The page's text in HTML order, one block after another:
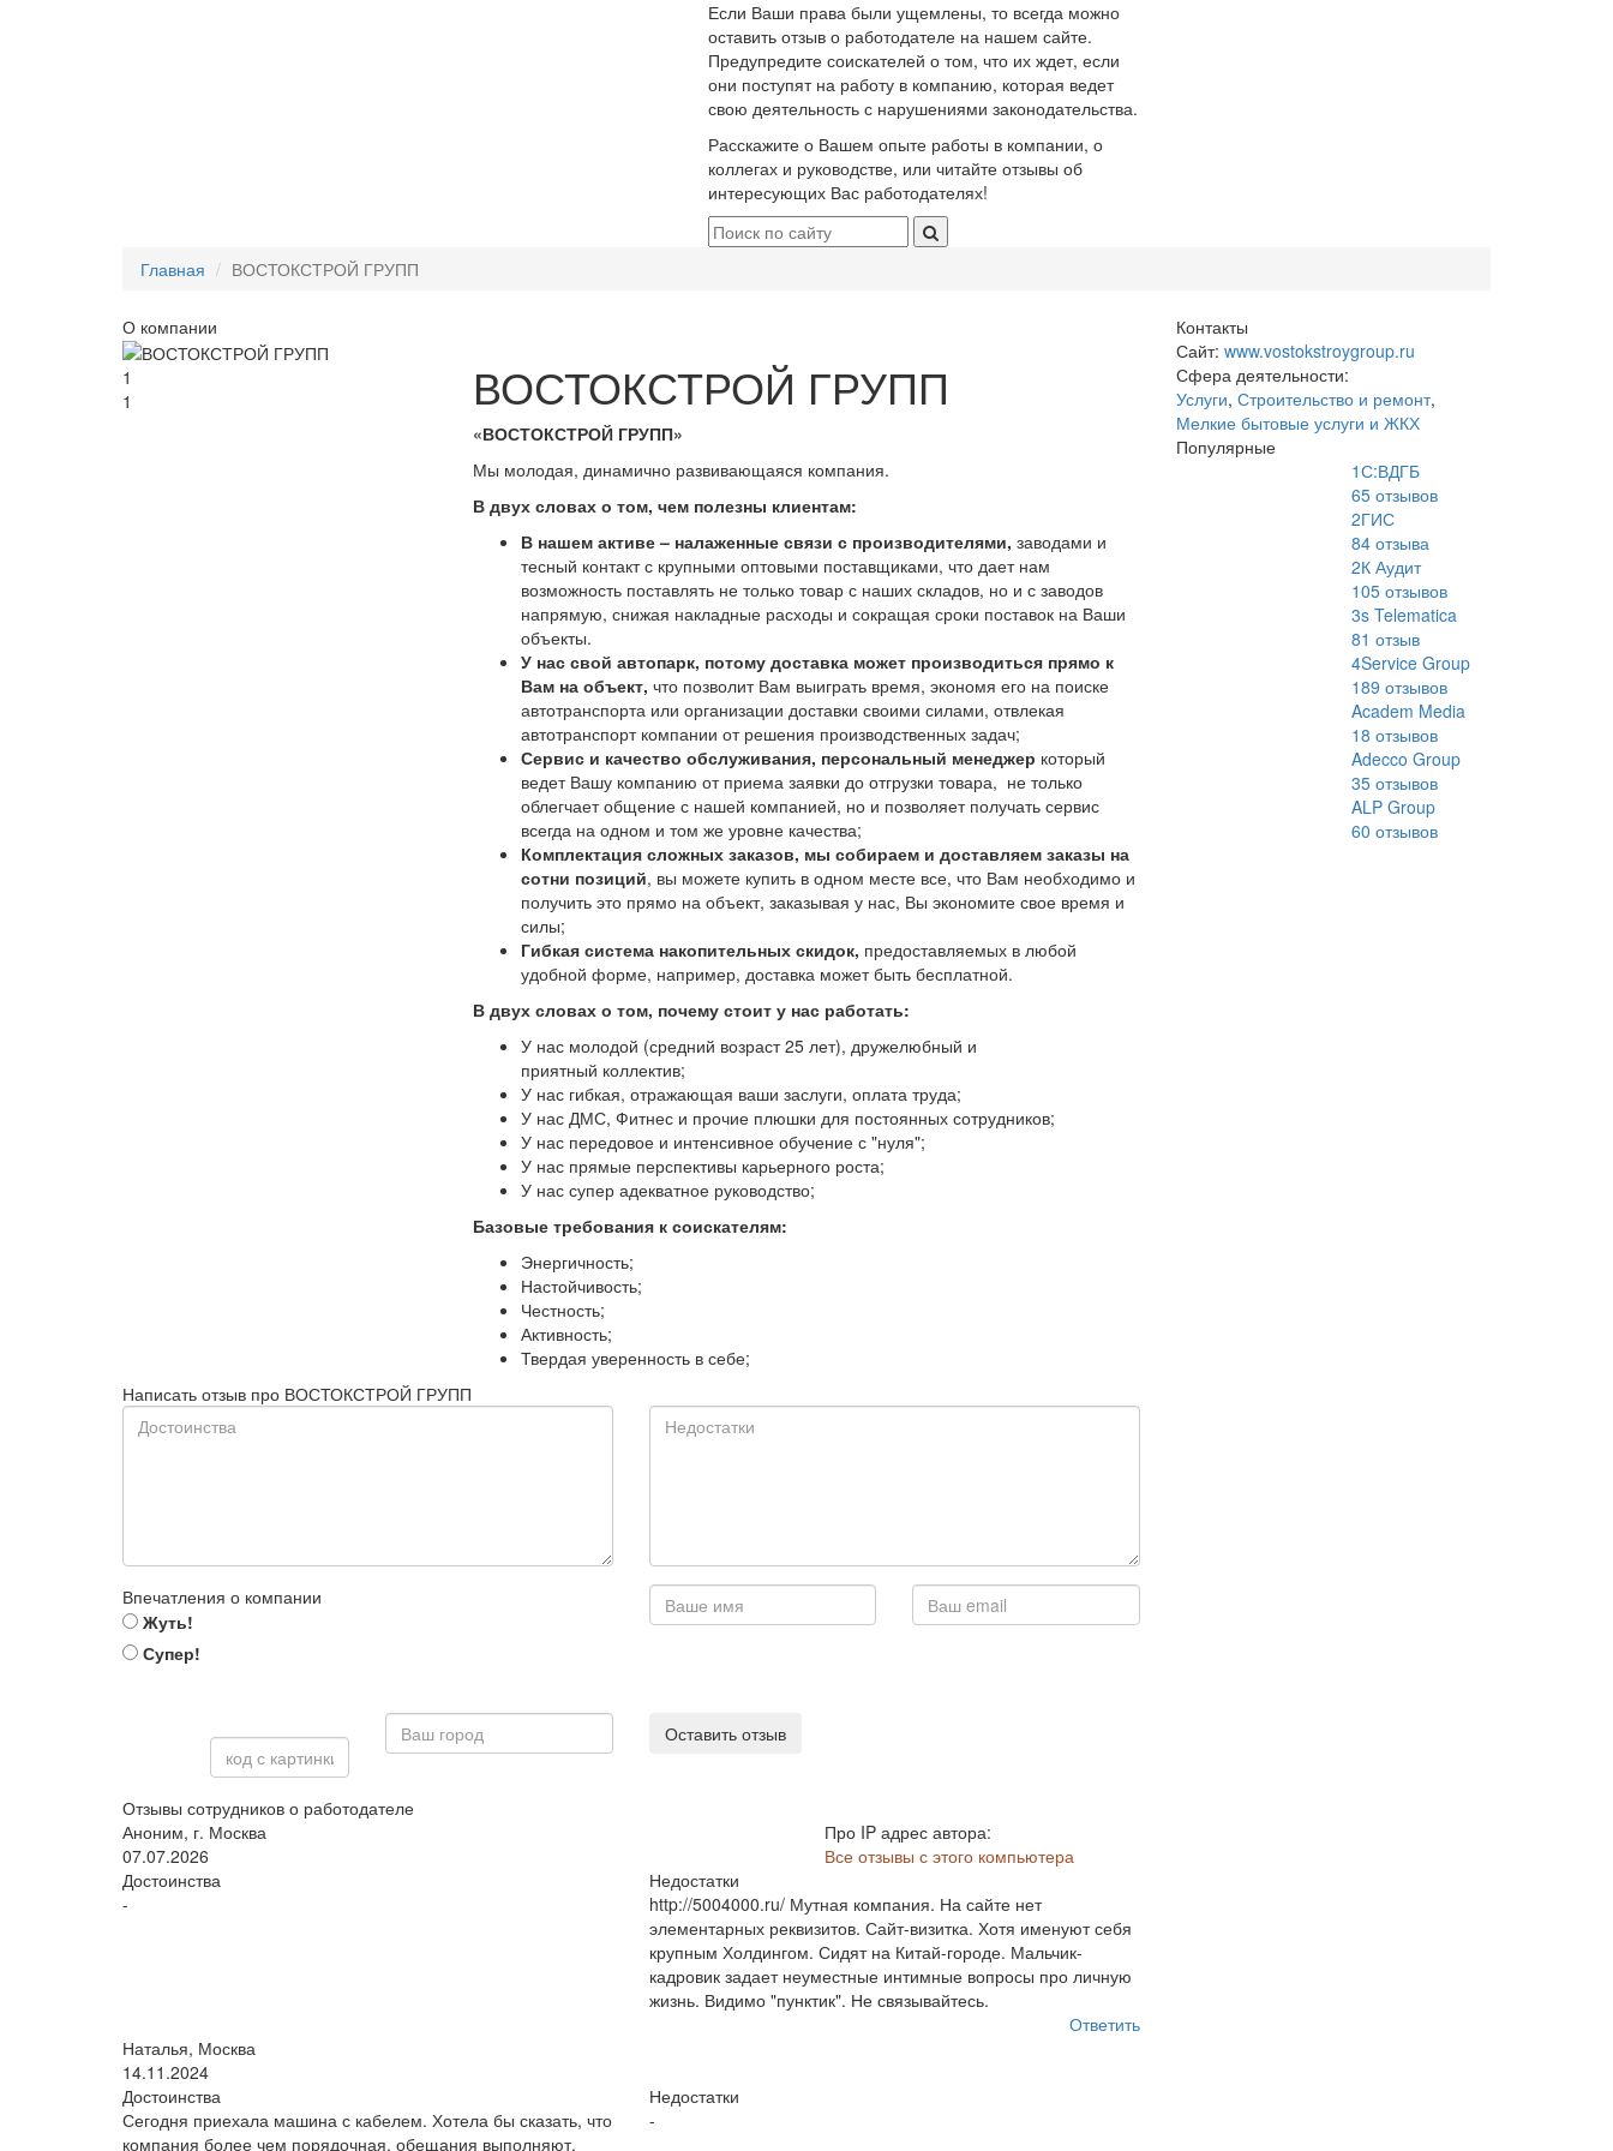
Если Ваши права были ущемлены, то всегда можно
оставить отзыв о работодателе на нашем сайте.
Предупредите соискателей о том, что их ждет, если
они поступят на работу в компанию, которая ведет
свою деятельность с нарушениями законодательства.
Расскажите о Вашем опыте работы в компании, о
коллегах и руководстве, или читайте отзывы об
интересующих Вас работодателях!
Главная ВОСТОКСТРОЙ ГРУПП
О компании
1
1
ВОСТОКСТРОЙ ГРУПП
«ВОСТОКСТРОЙ ГРУПП»
Мы молодая, динамично развивающаяся компания.
В двух словах о том, чем полезны клиентам:
В нашем активе – налаженные связи с производителями,заводами и
тесный контакт с крупными оптовыми поставщиками, что дает нам
возможность поставлять не только товар с наших складов, но и с заводов
напрямую, снижая накладные расходы и сокращая сроки поставок на Ваши
объекты.
У нас свой автопарк, потому доставка может производиться прямо к
Вам на объект, что позволит Вам выиграть время, экономя его на поиске
автотранспорта или организации доставки своими силами, отвлекая
автотранспорт компании от решения производственных задач;
Сервис и качество обслуживания, персональный менеджер который
ведет Вашу компанию от приема заявки до отгрузки товара, не только
облегчает общение с нашей компанией, но и позволяет получать сервис
всегда на одном и том же уровне качества;
Комплектация сложных заказов, мы собираем и доставляем заказы на
сотни позиций, вы можете купить в одном месте все, что Вам необходимо и
получить это прямо на объект, заказывая у нас, Вы экономите свое время и
силы;
Гибкая система накопительных скидок, предоставляемых в любой
удобной форме, например, доставка может быть бесплатной.
В двух словах о том, почему стоит у нас работать:
У нас молодой (средний возраст 25 лет), дружелюбный и
приятный коллектив;
У нас гибкая, отражающая ваши заслуги, оплата труда;
У нас ДМС, Фитнес и прочие плюшки для постоянных сотрудников;
У нас передовое и интенсивное обучение с "нуля";
У нас прямые перспективы карьерного роста;
У нас супер адекватное руководство;
Базовые требования к соискателям:
Энергичность;
Настойчивость;
Честность;
Активность;
Твердая уверенность в себе;
Написать отзыв про ВОСТОКСТРОЙ ГРУПП
Впечатления о компании
Жуть!
Супер!
Оставить отзыв
Отзывы сотрудников о работодателе
Аноним, г. Москва
07.07.2026
Про IP адрес автора:
Все отзывы с этого компьютера
Достоинства
-
Недостатки
http://5004000.ru/ Мутная компания. На сайте нет
элементарных реквизитов. Сайт-визитка. Хотя именуют себя
крупным Холдингом. Сидят на Китай-городе. Мальчик-
кадровик задает неуместные интимные вопросы про личную
жизнь. Видимо "пунктик". Не связывайтесь.
Ответить
Наталья, Москва
14.11.2024
Достоинства
Сегодня приехала машина с кабелем. Хотела бы сказать, что
компания более чем порядочная, обещания выполняют.
Недостатки
-
Контакты
Сайт: www.vostokstroygroup.ru
Сфера деятельности:
Услуги, Строительство и ремонт,
Мелкие бытовые услуги и ЖКХ
Популярные
1С:ВДГБ
65отзывов
2ГИС
84отзыва
2К Аудит
105отзывов
3s Telematica
81 отзыв
4Service Group
189 отзывов
Academ Media
18 отзывов
Adecco Group
35отзывов
ALP Group
60 отзывов